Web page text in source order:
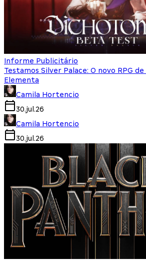
Informe Publicitário
Testamos Silver Palace: O novo RPG
Elementa
Camila Hortencio
30.jul.26
Camila Hortencio
30.jul.26